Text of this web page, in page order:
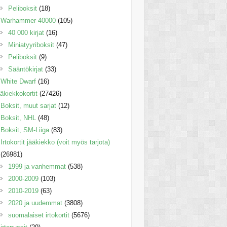
Peliboksit (18)
Warhammer 40000 (105)
40 000 kirjat (16)
Miniatyyriboksit (47)
Peliboksit (9)
Sääntökirjat (33)
White Dwarf (16)
(27426)
Boksit, muut sarjat (12)
Boksit, NHL (48)
Boksit, SM-Liiga (83)
Irtokortit jääkiekko (voit myös tarjota)
(26981)
1999 ja vanhemmat (538)
2000-2009 (103)
2010-2019 (63)
2020 ja uudemmat (3808)
suomalaiset irtokortit (5676)